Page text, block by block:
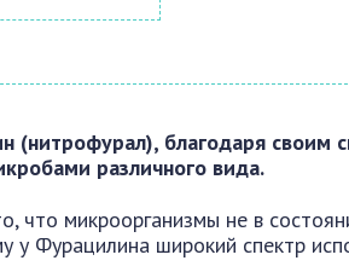
благодаря своим
различного вида.
что микроорганизмы не в
у Фурацилина широкий спектр